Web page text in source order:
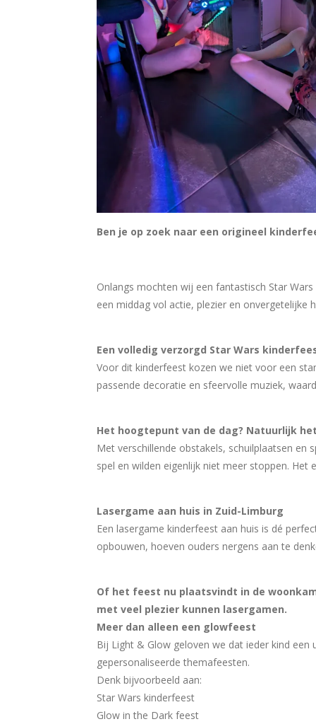
Ben je op zoek naar een origineel
Onlangs mochten wij een fantastisch Star
een middag vol actie, plezier en onvergetelijke
Een volledig verzorgd Star Wars
Voor dit kinderfeest kozen we niet voor een
passende decoratie en sfeervolle muziek,
Het hoogtepunt van de dag? Natuurlijk
Met verschillende obstakels, schuilplaatsen en
spel en wilden eigenlijk niet meer stoppen.
Lasergame aan huis in Zuid-Limburg
Een lasergame kinderfeest aan huis is dé
opbouwen, hoeven ouders nergens aan te
Of het feest nu plaatsvindt in de
met veel plezier kunnen lasergamen.
Meer dan alleen een glowfeest
Bij Light & Glow geloven we dat ieder kind
gepersonaliseerde themafeesten.
Denk bijvoorbeeld aan:
Star Wars kinderfeest
Glow in the Dark feest